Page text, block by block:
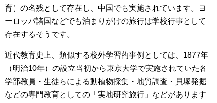
育）の名残として存在し、中国でも実施されています。ヨ
ーロッパ諸国などでも泊まりがけの旅行は学校行事として
存在するそうです。
近代教育史上、類似する校外学習的事例としては、1877年
（明治10年）の設立当初から東京大学で実施されていた各
学部教員・生徒らによる動植物採集・地質調査・貝塚発掘
などの専門教育としての「実地研究旅行」などがあります